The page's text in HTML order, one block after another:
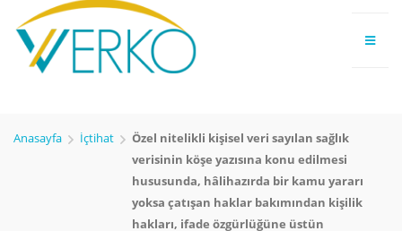
Anasayfa İçtihat
Özel nitelikli kişisel veri sayılan sağlık
verisinin köşe yazısına konu edilmesi
hususunda, hâlihazırda bir kamu yararı
yoksa çatışan haklar bakımından kişilik
hakları, ifade özgürlüğüne üstün